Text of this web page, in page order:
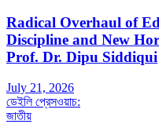
Radical Overhaul of
Discipline and New
Prof. Dr. Dipu Siddiqui
July 21, 2026
ডেইলি প্রেসওয়াচ:
জাতীয়